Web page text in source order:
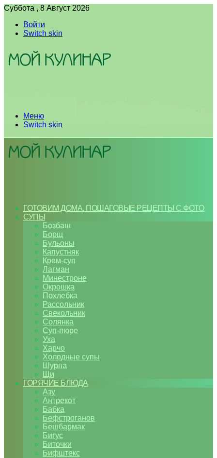
Суббота , 8 Август 2026
Войти
Switch skin
Меню
Switch skin
ГОТОВИМ ДОМА. ПОШАГОВЫЕ РЕЦЕПТЫ С ФОТО
СУПЫ
Бозбаш
Борщ
Бульоны
Капустняк
Крем-суп
Лагман
Минестроне
Окрошка
Похлебка
Рассольник
Свекольник
Солянка
Суп-пюре
Уха
Харчо
Холодные супы
Шурпа
Щи
ГОРЯЧИЕ БЛЮДА
Азу
Антрекот
Бабка
Бефстроганов
Бешбармак
Бигус
Биточки
Бифштекс